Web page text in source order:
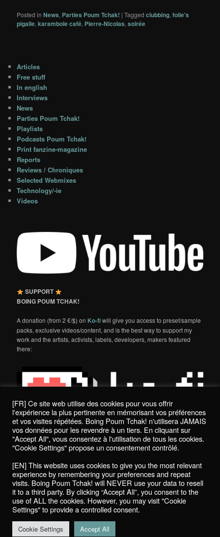
Posted in News, Parties Poum Tchak! |Tagged clubbing,folie's
pigalle,karambole café, Pierre-Nicolas,soirée
Articles
Free stuff
In english
Interviews
News
Parties Poum Tchak!
Playlists
Podcasts Poum Tchak!
Print fanzine-magazine
Reports
Reviews / Chroniques
Selected Webmixes
Technology/-ie
Videos
SUPPORT
BOING POUM TCHAK!
A donation (from 2 €/$) on Ko-fiwill give you access to preset/sample
packs, exclusive videos/content, and is the best way to support my
work and the artists, activists, labels, developers, makers featured
there:
Politique de confidentialité / Privacy Policy
Boing Poum Tchak! - 2022
[FR] Ce site web utilise des cookies pour vous offrir
l'expérience la plus pertinente en mémorisant vos préférences
et vos visites répétées. Boing Poum Tchak! n'utilisera JAMAIS
vos données pour les revendre à un tiers. En cliquant sur
"Accept All", vous consentez à l'utilisation de tous les cookies.
"Cookie Settings" propose un consentement contrôlé.
[EN] This website uses cookies to give you the most relevant
experience by remembering your preferences and repeat
visits. Boing Poum Tchak! will NEVER use your data to resell
it to a third party. By clicking “Accept All”, you consent to the
use of ALL the cookies. However, you may visit "Cookie
Settings" to provide a controlled consent.
Cookie Settings Accept All